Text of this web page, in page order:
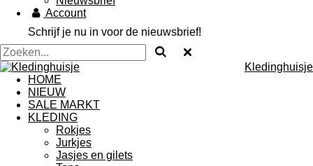
Account
Schrijf je nu in voor de nieuwsbrief!
Kledinghuisje
HOME
NIEUW
SALE MARKT
KLEDING
Rokjes
Jurkjes
Jasjes en gilets